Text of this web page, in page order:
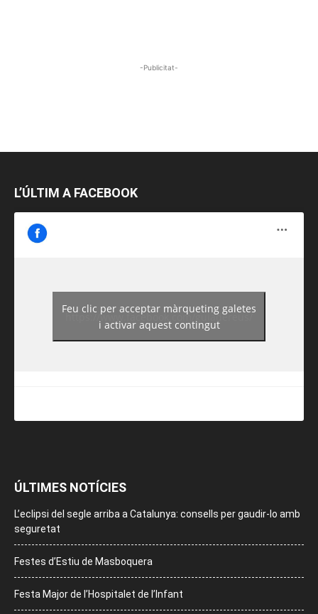
-Publicitat-
L’ÚLTIM A FACEBOOK
https://www.facebook.com/guiadereus/
Feu clic per acceptar màrqueting galetes
i activar aquest contingut
ÚLTIMES NOTÍCIES
L’eclipsi del segle arriba a Catalunya: consells per gaudir-lo amb
seguretat
Festes d’Estiu de Masboquera
Festa Major de l’Hospitalet de l’Infant